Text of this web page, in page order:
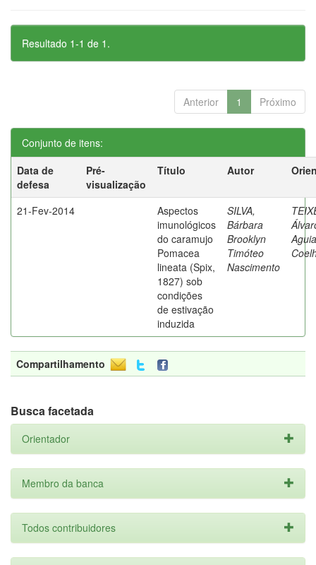
Resultado 1-1 de 1.
Anterior 1 Próximo
Conjunto de itens:
Data de
defesa
Pré-
visualização
Título Autor
21-Fev-2014
Aspectos
imunológicos
do caramujo
Pomacea
lineata (Spix,
1827) sob
condições
de estivação
induzida
SILVA,
Bárbara
Brooklyn
Timóteo
Nascimento
Compartilhamento
Busca facetada
Orientador
Membro da banca
Todos contribuidores